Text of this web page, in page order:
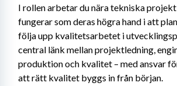
I rollen arbetar du nära tekniska
fungerar som deras högra hand i att
följa upp kvalitetsarbetet i
central länk mellan projektledning,
produktion och kvalitet – med ansvar
att rätt kvalitet byggs in från början.